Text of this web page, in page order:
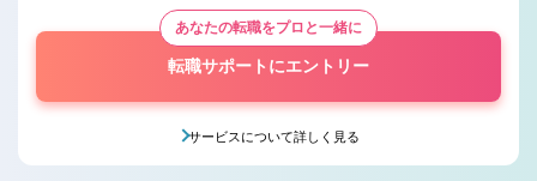
あなたの転職をプロと一緒に
転職サポートにエントリー
サービスについて詳しく見る